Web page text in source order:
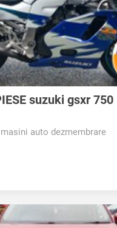
suzuki gsxr 750
masini auto dezmembrare